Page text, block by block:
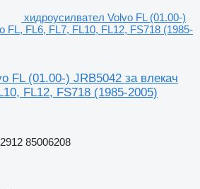
хидроусилвател Volvo FL (01.00-)
FL, FL6, FL7, FL10, FL12, FS718 (1985-
FL (01.00-) JRB5042 за влекач
FL12, FS718 (1985-2005)
85006208